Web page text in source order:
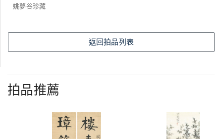
姚夢谷珍藏
返回拍品列表
拍品推薦